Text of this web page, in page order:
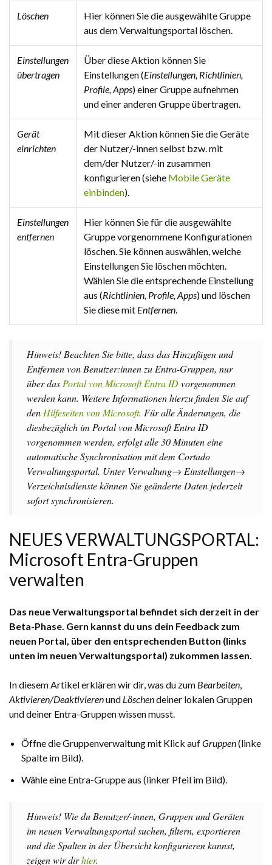
Löschen
Hier können Sie die ausgewählte Gruppe
aus dem Verwaltungsportal löschen.
Einstellungen
übertragen
Über diese Aktion können Sie
Einstellungen (Einstellungen, Richtlinien,
Profile, Apps) einer Gruppe aufnehmen
und einer anderen Gruppe übertragen.
Gerät
einrichten
Mit dieser Aktion können Sie die Geräte
der Nutzer/-innen selbst bzw. mit
dem/der Nutzer/-in zusammen
konfigurieren (siehe Mobile Geräte
einbinden).
Einstellungen
entfernen
Hier können Sie für die ausgewählte
Gruppe vorgenommene Konfigurationen
löschen. Sie können auswählen, welche
Einstellungen Sie löschen möchten.
Wählen Sie die entsprechende Einstellung
aus (Richtlinien, Profile, Apps) und löschen
Sie diese mit Entfernen
Hinweis! Beachten Sie bitte, dass das Hinzufügen und
Entfernen von Benutzer:innen zu Entra-Gruppen, nur
über das Portal von Microsoft Entra IDvorgenommen
werden kann. Weitere Informationen hierzu finden Sie auf
den Hilfeseiten von Microsoft. Für alle Änderungen, die
diesbezüglich im Portal von Microsoft Entra ID
vorgenommen werden, erfolgt alle 30 Minuten eine
automatische Synchronisation mit dem Cortado
Verwaltungsportal. Unter Verwaltung→ Einstellungen→
Verzeichnisdienste können Sie geänderte Daten jederzeit
sofort synchronisieren.
NEUES VERWALTUNGSPORTAL:
Microsoft Entra-Gruppen
verwalten
Das neue Verwaltungsportal befindet sich derzeit in der
Beta-Phase. Gern kannst du uns dein Feedback zum
neuen Portal, über den entsprechenden Button (links
unten im neuen Verwaltungsportal) zukommen lassen.
In diesem Artikel erklären wir dir, was du zum Bearbeiten
Aktivieren/Deaktivierenund Löschendeiner lokalen Gruppen
und deiner Entra-Gruppen wissen musst.
Öffne die Gruppenverwaltung mit Klick aufGruppen(linke
Spalte im Bild).
Wähle eine Entra-Gruppe aus (linker Pfeil im Bild).
Hinweis! Wie du Benutzer/-innen, Gruppen und Geräten
im neuen Verwaltungsportal suchen, filtern, exportieren
und die Spalten in der Übersicht konfigurieren kannst,
zeigen wir dirhier.